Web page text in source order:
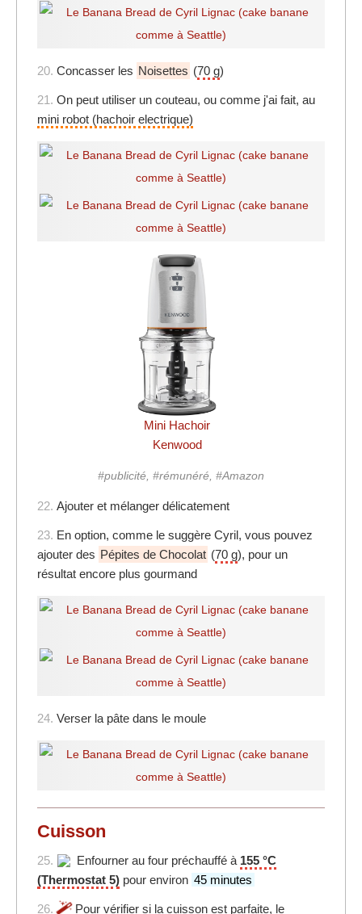
20. Concasser les Noisettes (70 g)
21. On peut utiliser un couteau, ou comme j'ai fait, au
mini robot (hachoir electrique)
Mini Hachoir
Kenwood
#publicité, #rémunéré, #Amazon
22. Ajouter et mélanger délicatement
23. En option, comme le suggère Cyril, vous pouvez
ajouter des Pépites de Chocolat (70 g), pour un
résultat encore plus gourmand
24. Verser la pâte dans le moule
Cuisson
25. Enfourner au four préchauffé à 155 °C
(Thermostat 5) pour environ 45 minutes
26. Pour vérifier si la cuisson est parfaite, le